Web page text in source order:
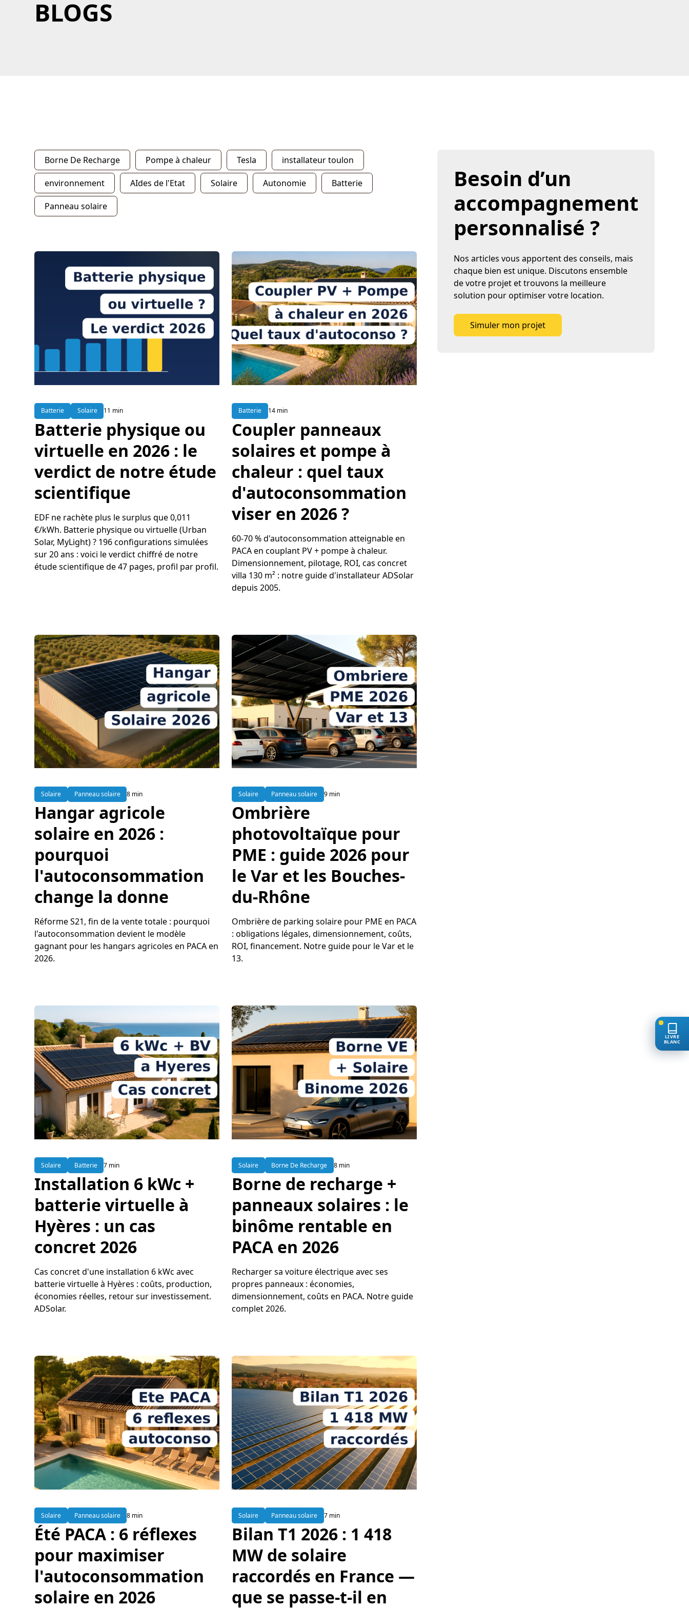
BLOGS
Borne De Recharge Pompe à chaleur Tesla installateur toulon
environnement AIdes de l'Etat Solaire Autonomie Batterie
Panneau solaire
Batterie Solaire 11 min
Batterie physique ou
virtuelle en 2026 : le
verdict de notre étude
scientifique
EDF ne rachète plus le surplus que 0,011
€/kWh. Batterie physique ou virtuelle (Urban
Solar, MyLight) ? 196 configurations simulées
sur 20 ans : voici le verdict chiffré de notre
étude scientifique de 47 pages, profil par profil.
Batterie 14 min
Coupler panneaux
solaires et pompe à
chaleur : quel taux
d'autoconsommation
viser en 2026 ?
60-70 % d'autoconsommation atteignable en
PACA en couplant PV + pompe à chaleur.
Dimensionnement, pilotage, ROI, cas concret
villa 130 m² : notre guide d'installateur ADSolar
depuis 2005.
Solaire Panneau solaire 8 min
Hangar agricole
solaire en 2026 :
pourquoi
l'autoconsommation
change la donne
Réforme S21, fin de la vente totale : pourquoi
l'autoconsommation devient le modèle
gagnant pour les hangars agricoles en PACA en
2026.
Solaire Panneau solaire 9 min
Ombrière
photovoltaïque pour
PME : guide 2026 pour
le Var et les Bouches-
du-Rhône
Ombrière de parking solaire pour PME en PACA
: obligations légales, dimensionnement, coûts,
ROI, financement. Notre guide pour le Var et le
13.
Solaire Batterie 7 min
Installation 6 kWc +
batterie virtuelle à
Hyères : un cas
concret 2026
Cas concret d'une installation 6 kWc avec
batterie virtuelle à Hyères : coûts, production,
économies réelles, retour sur investissement.
ADSolar.
Solaire Borne De Recharge 8 min
Borne de recharge +
panneaux solaires : le
binôme rentable en
PACA en 2026
Recharger sa voiture électrique avec ses
propres panneaux : économies,
dimensionnement, coûts en PACA. Notre guide
complet 2026.
Solaire Panneau solaire 8 min
Été PACA : 6 réflexes
pour maximiser
l'autoconsommation
solaire en 2026
Solaire Panneau solaire 7 min
Bilan T1 2026 : 1 418
MW de solaire
raccordés en France —
que se passe-t-il en
Besoin d’un
accompagnement
personnalisé ?
Nos articles vous apportent des conseils, mais
chaque bien est unique. Discutons ensemble
de votre projet et trouvons la meilleure
solution pour optimiser votre location.
Simuler mon projet
LIVRE
BLANC